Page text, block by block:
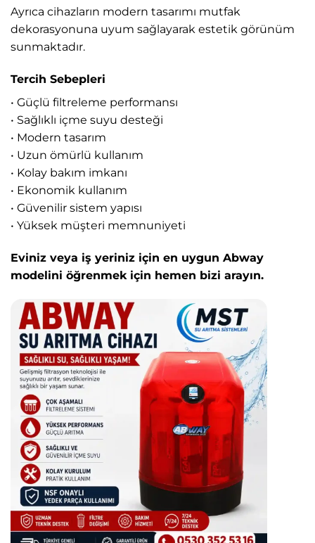
Ayrıca cihazların modern tasarımı mutfak
dekorasyonuna uyum sağlayarak estetik görünüm
sunmaktadır.
Tercih Sebepleri
• Güçlü filtreleme performansı
• Sağlıklı içme suyu desteği
• Modern tasarım
• Uzun ömürlü kullanım
• Kolay bakım imkanı
• Ekonomik kullanım
• Güvenilir sistem yapısı
• Yüksek müşteri memnuniyeti
Eviniz veya iş yeriniz için en uygun Abway
modelini öğrenmek için hemen bizi arayın.